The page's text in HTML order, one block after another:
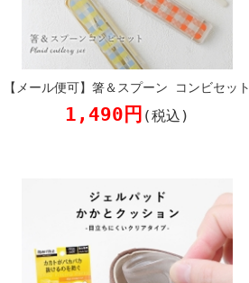
【メール便可】箸＆スプーン コンビセット
1,490円 (税込)